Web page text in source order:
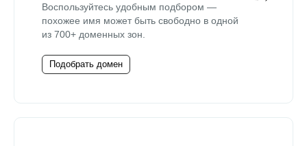
Воспользуйтесь удобным подбором —
похожее имя может быть свободно в одной
из 700+ доменных зон.
Подобрать домен